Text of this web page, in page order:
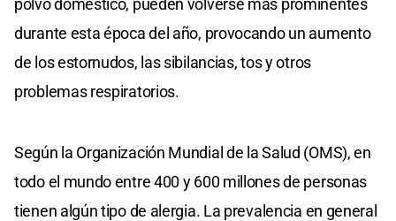
durante esta época del año, provocando un aumento
de los estornudos, las sibilancias, tos y otros
problemas respiratorios.
Según la Organización Mundial de la Salud (OMS), en
todo el mundo entre 400 y 600 millones de personas
tienen algún tipo de alergia. La prevalencia en general